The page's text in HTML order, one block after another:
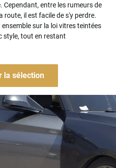
Cependant, entre les rumeurs de
route, il est facile de s'y perdre.
sur la loi vitres teintées
style, tout en restant
la sélection